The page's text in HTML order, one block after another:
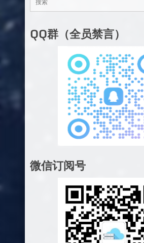
QQ群（全员禁言）
微信订阅号